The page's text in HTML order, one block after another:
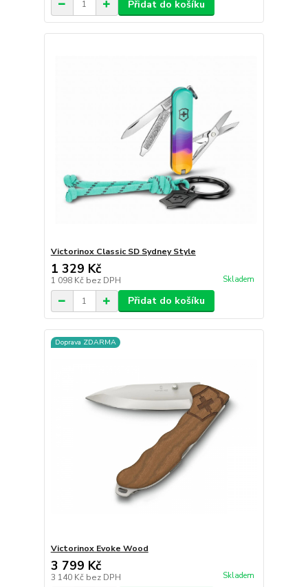
Přidat do košíku
Victorinox Classic SD Sydney Style
1 329 Kč
1 098 Kč bez DPH Skladem
Přidat do košíku
Doprava ZDARMA
Victorinox Evoke Wood
3 799 Kč
3 140 Kč bez DPH Skladem